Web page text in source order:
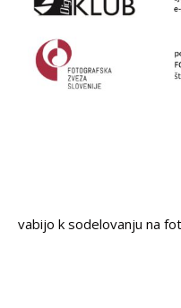
vabijo k sodelovanju na